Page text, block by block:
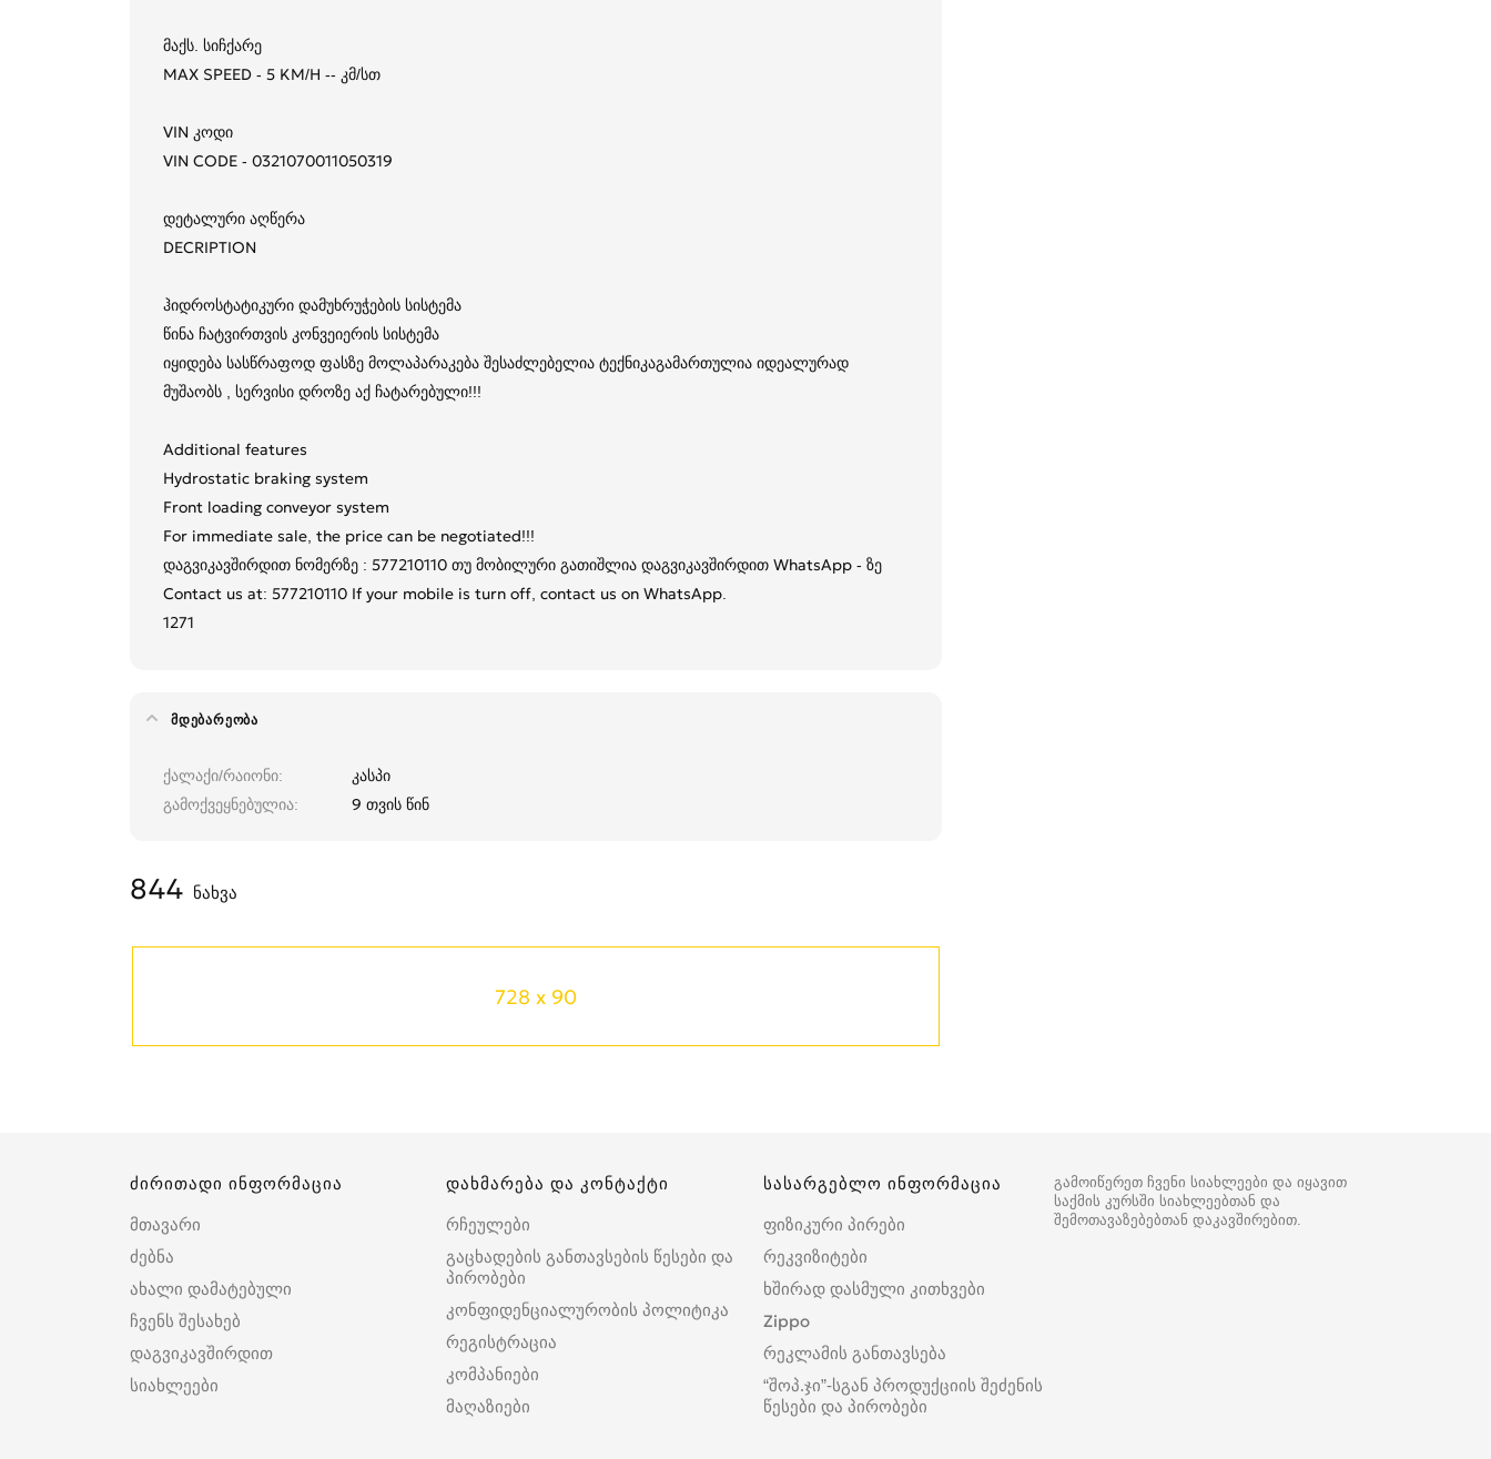
მაქს. სიჩქარე
MAX SPEED - 5 KM/H -- კმ/სთ
VIN კოდი
VIN CODE - 0321070011050319
დეტალური აღწერა
DECRIPTION
ჰიდროსტატიკური დამუხრუჭების სისტემა
წინა ჩატვირთვის კონვეიერის სისტემა
იყიდება სასწრაფოდ ფასზე მოლაპარაკება შესაძლებელია ტექნიკაგამართულია იდეალურად
მუშაობს , სერვისი დროზე აქ ჩატარებული!!!
Additional features
Hydrostatic braking system
Front loading conveyor system
For immediate sale, the price can be negotiated!!!
დაგვიკავშირდით ნომერზე : 577210110 თუ მობილური გათიშლია დაგვიკავშირდით WhatsApp - ზე
Contact us at: 577210110 If your mobile is turn off, contact us on WhatsApp.
1271
ᲛᲓᲔᲑᲐᲠᲔᲝᲑᲐ
ქალაქი/რაიონი
კასპი
გამოქვეყნებულია
9 თვის წინ
844 ნახვა
728 x 90
გამოიწერეთ ჩვენი სიახლეები და იყავით
საქმის კურსში სიახლეებთან და
შემოთავაზებებთან დაკავშირებით.
ძირითადი ინფორმაცია
მთავარი
ძებნა
ახალი დამატებული
ჩვენს შესახებ
დაგვიკავშირდით
სიახლეები
დახმარება და კონტაქტი
რჩეულები
გაცხადების განთავსების წესები და
პირობები
კონფიდენციალურობის პოლიტიკა
რეგისტრაცია
კომპანიები
მაღაზიები
სასარგებლო ინფორმაცია
ფიზიკური პირები
რეკვიზიტები
ხშირად დასმული კითხვები
Zippo
რეკლამის განთავსება
“შოპ.ჯი”-სგან პროდუქციის შეძენის
წესები და პირობები